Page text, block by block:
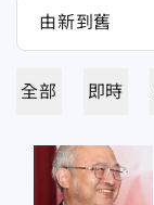
全部 即時